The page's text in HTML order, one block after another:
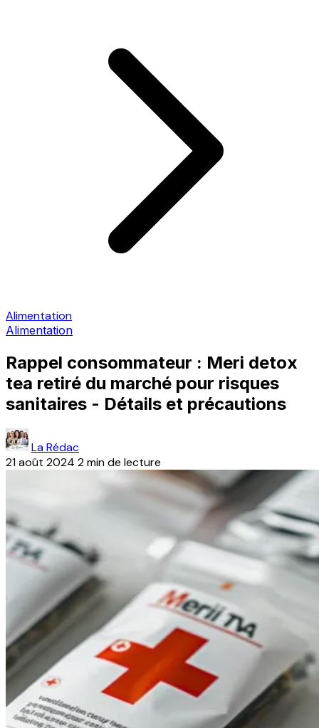
Alimentation
Alimentation
Rappel consommateur : Meri detox
tea retiré du marché pour risques
sanitaires - Détails et précautions
La Rédac
21 août 2024 2 min de lecture